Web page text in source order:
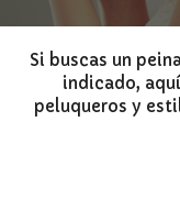
Si buscas un
indicado,
peluqueros y